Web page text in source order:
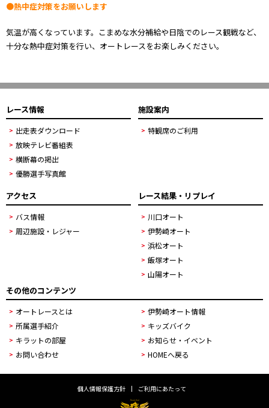
●熱中症対策をお願いします
気温が高くなっています。こまめな水分補給や日陰でのレース観戦など、
十分な熱中症対策を行い、オートレースをお楽しみください。
レース情報
出走表ダウンロード
放映テレビ番組表
横断幕の掲出
優勝選手写真館
施設案内
特観席のご利用
アクセス
バス情報
周辺施設・レジャー
レース結果・リプレイ
川口オート
伊勢崎オート
浜松オート
飯塚オート
山陽オート
その他のコンテンツ
オートレースとは
伊勢崎オート情報
所属選手紹介
キッズバイク
キラットの部屋
お知らせ・イベント
お問い合わせ
HOMEへ戻る
個人情報保護方針 ご利用にあたって